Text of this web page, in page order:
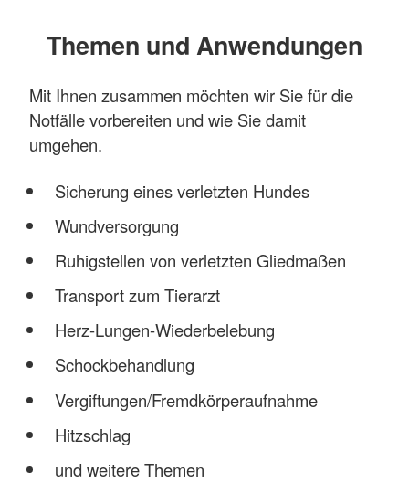
Themen und Anwendungen
Mit Ihnen zusammen möchten wir Sie für die
Notfälle vorbereiten und wie Sie damit
umgehen.
Sicherung eines verletzten Hundes
Wundversorgung
Ruhigstellen von verletzten Gliedmaßen
Transport zum Tierarzt
Herz-Lungen-Wiederbelebung
Schockbehandlung
Vergiftungen/Fremdkörperaufnahme
Hitzschlag
und weitere Themen